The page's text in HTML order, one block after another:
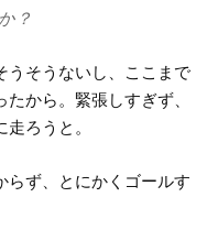
？
うそうないし、ここまで
から。緊張しすぎず、
ろうと。
らず、とにかくゴールす